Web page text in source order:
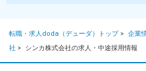
転職・求人doda（デューダ）トップ> 企業
社 > シンカ株式会社の求人・中途採用情報